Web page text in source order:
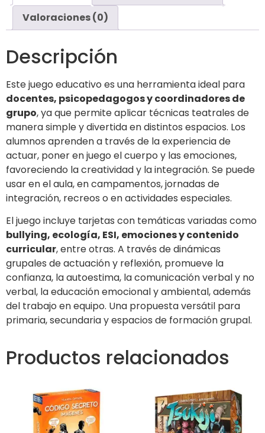
Valoraciones (0)
Descripción
Este juego educativo es una herramienta ideal para
docentes, psicopedagogos y coordinadores de
grupo, ya que permite aplicar técnicas teatrales de
manera simple y divertida en distintos espacios. Los
alumnos aprenden a través de la experiencia de
actuar, poner en juego el cuerpo y las emociones,
favoreciendo la creatividad y la integración. Se puede
usar en el aula, en campamentos, jornadas de
integración, recreos o en actividades especiales.
El juego incluye tarjetas con temáticas variadas como
bullying, ecología, ESI, emociones y contenido
curricular, entre otras. A través de dinámicas
grupales de actuación y reflexión, promueve la
confianza, la autoestima, la comunicación verbal y no
verbal, la educación emocional y ambiental, además
del trabajo en equipo. Una propuesta versátil para
primaria, secundaria y espacios de formación grupal.
Productos relacionados